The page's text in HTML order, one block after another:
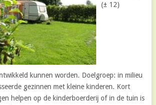
(± 12)
kunnen worden. Doelgroep: in milieu
gezinnen met kleine kinderen. Kort
helpen op de kinderboerderij of in de tuin is